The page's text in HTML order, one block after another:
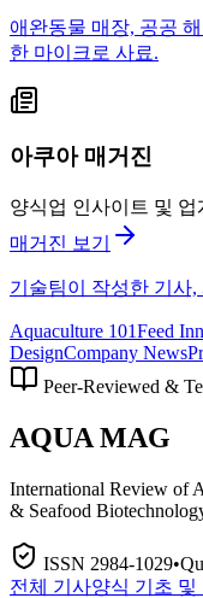
애완동물 매장, 공공
한 마이크로 사료.
아쿠아 매거진
양식업 인사이트 및 업
매거진 보기
기술팀이 작성한 기사
Aquaculture 101Feed
DesignCompany News
Peer-Reviewed &
AQUA MAG
International Review of
& Seafood
ISSN 2984-1029•
전체 기사양식 기초 및